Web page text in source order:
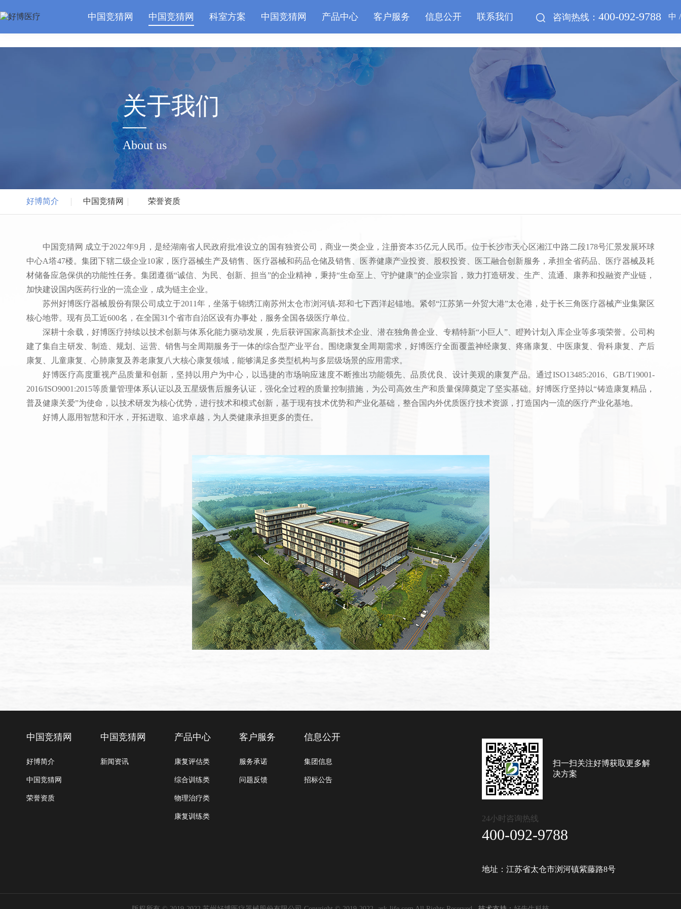
中国竞猜网 中国竞猜网 科室方案 中国竞猜网 产品中心 客户服务 信息公开 联系我们 咨询热线： 400-092-9788 中 /
关于我们
About us
好博简介 中国竞猜网 荣誉资质
中国竞猜网 成立于2022年9月，是经湖南省人民政府批准设立的国有独资公司，商业一类企业，注册资本35亿元人民币。位于长沙市天心区湘江中路二段178号汇景发展环球
中心A塔47楼。集团下辖二级企业10家，医疗器械生产及销售、医疗器械和药品仓储及销售、医养健康产业投资、股权投资、医工融合创新服务，承担全省药品、医疗器械及耗
材储备应急保供的功能性任务。集团遵循“诚信、为民、创新、担当”的企业精神，秉持“生命至上、守护健康”的企业宗旨，致力打造研发、生产、流通、康养和投融资产业链，
加快建设国内医药行业的一流企业，成为链主企业。
苏州好博医疗器械股份有限公司成立于2011年，坐落于锦绣江南苏州太仓市浏河镇-郑和七下西洋起锚地。紧邻“江苏第一外贸大港”太仓港，处于长三角医疗器械产业集聚区
核心地带。现有员工近600名，在全国31个省市自治区设有办事处，服务全国各级医疗单位。
深耕十余载，好博医疗持续以技术创新与体系化能力驱动发展，先后获评国家高新技术企业、潜在独角兽企业、专精特新“小巨人”、瞪羚计划入库企业等多项荣誉。公司构
建了集自主研发、制造、规划、运营、销售与全周期服务于一体的综合型产业平台。围绕康复全周期需求，好博医疗全面覆盖神经康复、疼痛康复、中医康复、骨科康复、产后
康复、儿童康复、心肺康复及养老康复八大核心康复领域，能够满足多类型机构与多层级场景的应用需求。
好博医疗高度重视产品质量和创新，坚持以用户为中心，以迅捷的市场响应速度不断推出功能领先、品质优良、设计美观的康复产品。通过ISO13485:2016、GB/T19001-
2016/ISO9001:2015等质量管理体系认证以及五星级售后服务认证，强化全过程的质量控制措施，为公司高效生产和质量保障奠定了坚实基础。 好博医疗坚持以“铸造康复精品，
普及健康关爱”为使命，以技术研发为核心优势，进行技术和模式创新，基于现有技术优势和产业化基础，整合国内外优质医疗技术资源，打造国内一流的医疗产业化基地。
好博人愿用智慧和汗水，开拓进取、追求卓越，为人类健康承担更多的责任。
中国竞猜网
好博简介
中国竞猜网
荣誉资质
中国竞猜网
新闻资讯
产品中心
康复评估类
综合训练类
物理治疗类
康复训练类
客户服务
服务承诺
问题反馈
信息公开
集团信息
招标公告
扫一扫关注好博获取更多解
决方案
24小时咨询热线
400-092-9788
地址：江苏省太仓市浏河镇紫藤路8号